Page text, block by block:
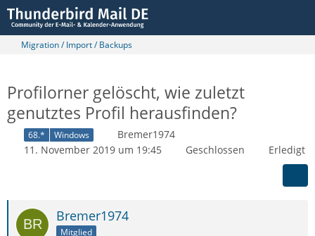
Migration / Import / Backups
Profilorner gelöscht, wie zuletzt
genutztes Profil herausfinden?
68.* Windows
Bremer1974
11. November 2019 um 19:45
Geschlossen Erledigt
Bremer1974
Mitglied